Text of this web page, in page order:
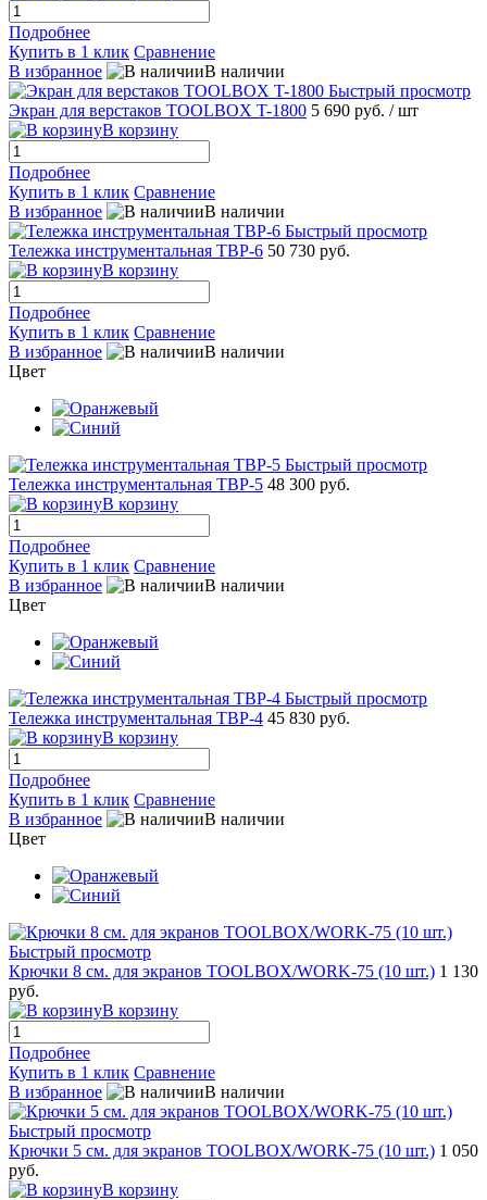
Подробнее
Купить в 1 клик Сравнение
В избранное
В наличии
Быстрый просмотр
Экран для верстаков TOOLBOX T-1800 5 690 руб. / шт
В корзину
Подробнее
Купить в 1 клик Сравнение
В избранное
В наличии
Быстрый просмотр
Тележка инструментальная TBP-6 50 730 руб.
В корзину
Подробнее
Купить в 1 клик Сравнение
В избранное
В наличии
Цвет
Быстрый просмотр
Тележка инструментальная TBP-5 48 300 руб.
В корзину
Подробнее
Купить в 1 клик Сравнение
В избранное
В наличии
Цвет
Быстрый просмотр
Тележка инструментальная TBP-4 45 830 руб.
В корзину
Подробнее
Купить в 1 клик Сравнение
В избранное
В наличии
Цвет
Быстрый просмотр
Крючки 8 см. для экранов TOOLBOX/WORK-75 (10 шт.) 1 130
руб.
В корзину
Подробнее
Купить в 1 клик Сравнение
В избранное
В наличии
Быстрый просмотр
Крючки 5 см. для экранов TOOLBOX/WORK-75 (10 шт.) 1 050
руб.
В корзину